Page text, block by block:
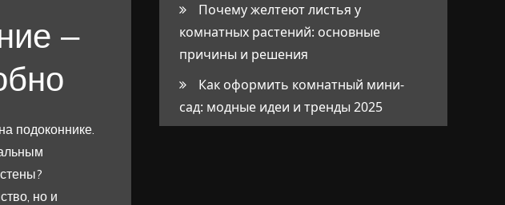
–
подоконнике.
но и
Почему желтеют листья у
комнатных растений: основные
причины и решения
Как оформить комнатный мини-
сад: модные идеи и тренды 2025